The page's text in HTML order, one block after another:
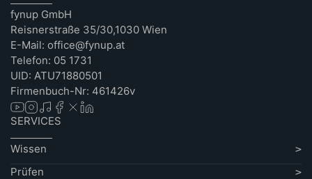
fynup GmbH
Reisnerstraße 35/30,1030 Wien
E-Mail: office@fynup.at
Telefon: 05 1731
UID: ATU71880501
Firmenbuch-Nr: 461426v
SERVICES
Wissen
Prüfen